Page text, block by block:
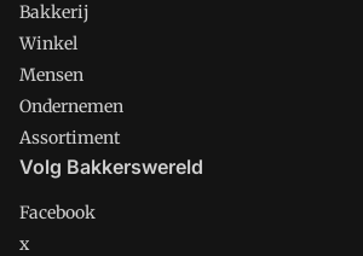
Bakkerij
Winkel
Mensen
Ondernemen
Assortiment
Volg Bakkerswereld
Facebook
x